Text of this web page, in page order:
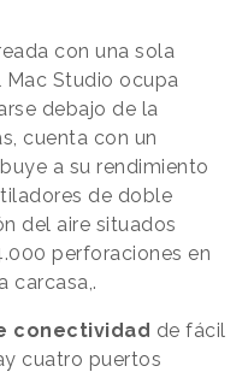
con una sola
Mac Studio ocupa
debajo de la
cuenta con un
a su rendimiento
de doble
del aire situados
perforaciones en
carcasa,.
conectividad de fácil
cuatro puertos